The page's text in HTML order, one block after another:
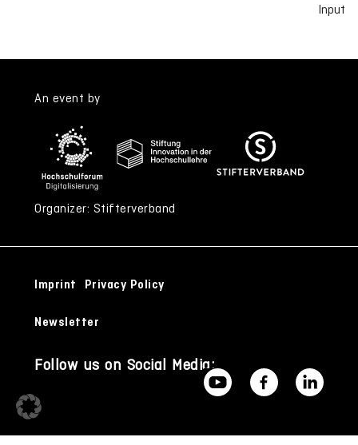
Input
An event by
Organizer: Stifterverband
Imprint Privacy Policy
Newsletter
Follow us on Social Media: